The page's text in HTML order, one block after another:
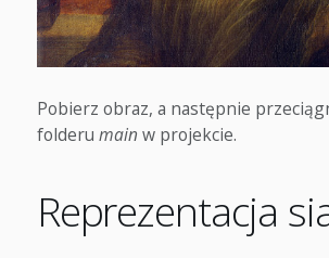
Pobierz obraz, a następnie
folderu main w projekcie.
Reprezentacja